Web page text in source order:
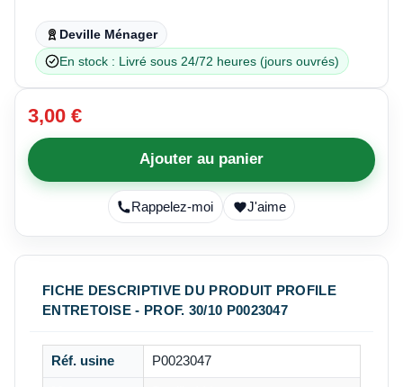
Deville Ménager
En stock : Livré sous 24/72 heures (jours ouvrés)
3,00 €
Ajouter au panier
Rappelez-moi J'aime
FICHE DESCRIPTIVE DU PRODUIT PROFILE
ENTRETOISE - PROF. 30/10 P0023047
Réf. usine P0023047